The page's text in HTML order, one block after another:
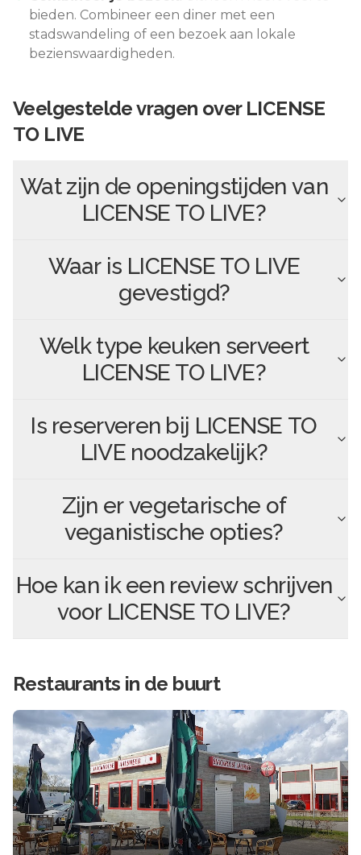
bieden. Combineer een diner met een
stadswandeling of een bezoek aan lokale
bezienswaardigheden.
Veelgestelde vragen over LICENSE
TO LIVE
Wat zijn de openingstijden van
LICENSE TO LIVE?
Waar is LICENSE TO LIVE
gevestigd?
Welk type keuken serveert
LICENSE TO LIVE?
Is reserveren bij LICENSE TO
LIVE noodzakelijk?
Zijn er vegetarische of
veganistische opties?
Hoe kan ik een review schrijven
voor LICENSE TO LIVE?
Restaurants in de buurt